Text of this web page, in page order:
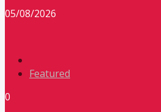
05/08/2026
Featured
0